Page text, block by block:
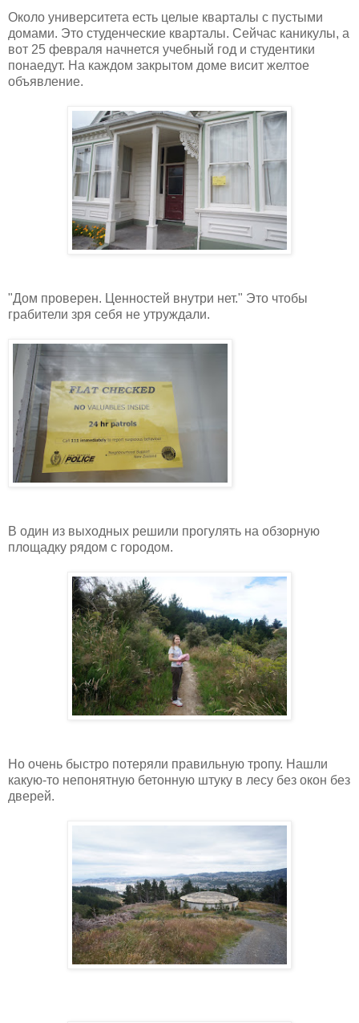
Около университета есть целые кварталы с пустыми
домами. Это студенческие кварталы. Сейчас каникулы, а
вот 25 февраля начнется учебный год и студентики
понаедут. На каждом закрытом доме висит желтое
объявление.
"Дом проверен. Ценностей внутри нет." Это чтобы
грабители зря себя не утруждали.
В один из выходных решили прогулять на обзорную
площадку рядом с городом.
Но очень быстро потеряли правильную тропу. Нашли
какую-то непонятную бетонную штуку в лесу без окон без
дверей.